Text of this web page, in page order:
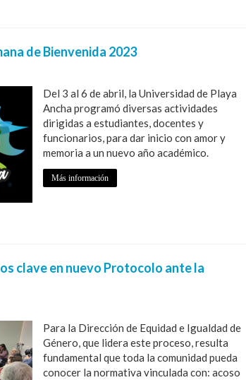
de Bienvenida 2023
Del 3 al 6 de abril, la Universidad de Playa
Ancha programó diversas actividades
dirigidas a estudiantes, docentes y
funcionarios, para dar inicio con amor y
memoria a un nuevo año académico.
Más información
clave en nuevo Protocolo ante la
Para la Dirección de Equidad e Igualdad de
Género, que lidera este proceso, resulta
fundamental que toda la comunidad pueda
conocer la normativa vinculada con: acoso